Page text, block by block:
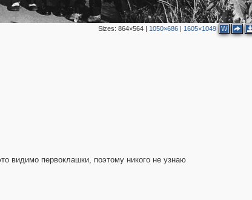
Sizes: 864×564| 1050×686| 1605×1049 W
видимо первоклашки, поэтому никого не узнаю